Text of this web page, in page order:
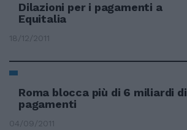
Dilazioni per i pagamenti a
Equitalia
18/12/2011
Roma blocca più di 6 miliardi di
pagamenti
04/09/2011